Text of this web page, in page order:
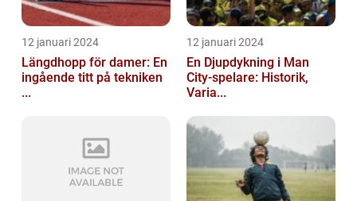
12 januari 2024
Längdhopp för damer: En
ingående titt på tekniken
...
12 januari 2024
En Djupdykning i Man
City-spelare: Historik,
Varia...